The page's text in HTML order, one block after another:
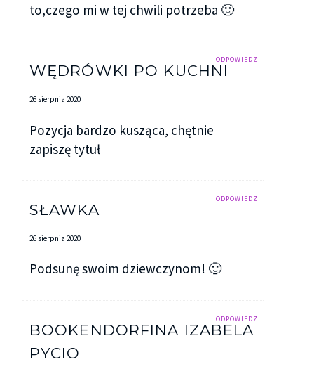
to,czego mi w tej chwili potrzeba 🙂
ODPOWIEDZ
WĘDRÓWKI PO KUCHNI
26 sierpnia 2020
Pozycja bardzo kusząca, chętnie
zapiszę tytuł
ODPOWIEDZ
SŁAWKA
26 sierpnia 2020
Podsunę swoim dziewczynom! 🙂
ODPOWIEDZ
BOOKENDORFINA IZABELA
PYCIO